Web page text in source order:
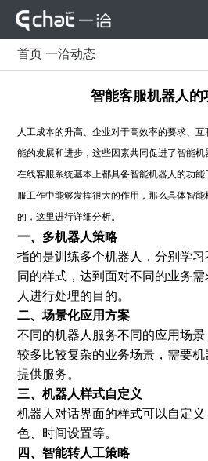
首页 一洽动态
智能客服机器人的
人工成本的升高、企业对于高效率的要求、
能的发展和进步，这些因素共同促进了智能
在线客服系统基本上都具备智能机器人的功
服工作中能够发挥很大的作用，那么具体智
的，这里进行详细分析。
一、多机器人策略
指的是训练多个机器人，分别学
同的样式，达到面对不同的业务
人进行处理的目的。
二、场景化应用方案
不同的机器人服务不同的应用场
较多比较复杂的业务场景，需要
提供服务。
三、机器人样式自定义
机器人对话界面的样式可以自定
色、时间设置等。
四、智能转人工策略